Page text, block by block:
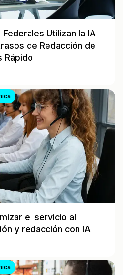
Utilizan la IA
de Redacción de
Rápido
el servicio al
y redacción con IA